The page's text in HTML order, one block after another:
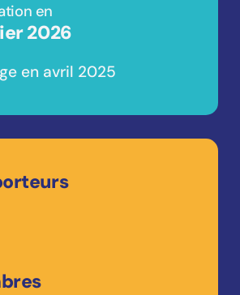
en
2026
en avril 2025